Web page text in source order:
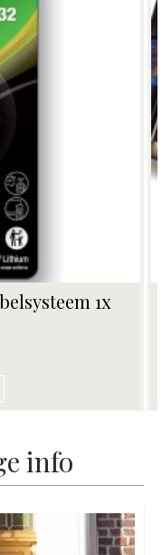
4x c-
info